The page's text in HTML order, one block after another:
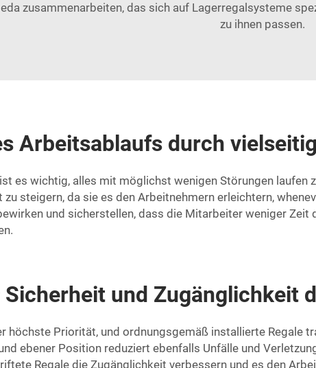
zusammenarbeiten, das sich auf Lagerregalsysteme
zu ihnen passen.
Arbeitsablaufs durch
es wichtig, alles mit möglichst wenigen Störungen laufen
steigern, da sie es den Arbeitnehmern erleichtern,
und sicherstellen, dass die Mitarbeiter weniger
und Zugänglichkeit
höchste Priorität, und ordnungsgemäß installierte Regale
ebener Position reduziert ebenfalls Unfälle und
Regale die Zugänglichkeit verbessern und es den